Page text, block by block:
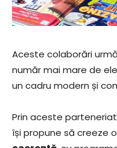
Aceste colaborări
număr mai mare de
un cadru modern și
Prin aceste
își propune să creeze o